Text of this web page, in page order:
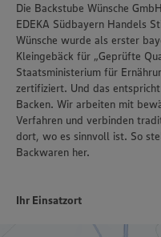
Die Backstube Wünsche
EDEKA Südbayern Handels
Wünsche wurde als erster
Kleingebäck für „Geprüfte
Staatsministerium für
zertifiziert. Und das
Backen. Wir arbeiten mit
Verfahren und verbinden
dort, wo es sinnvoll ist. So
Backwaren her.
Ihr Einsatzort